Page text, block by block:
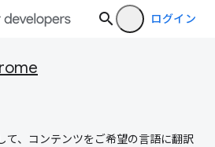
ログイン
て、コンテンツをご希望の言語に翻訳